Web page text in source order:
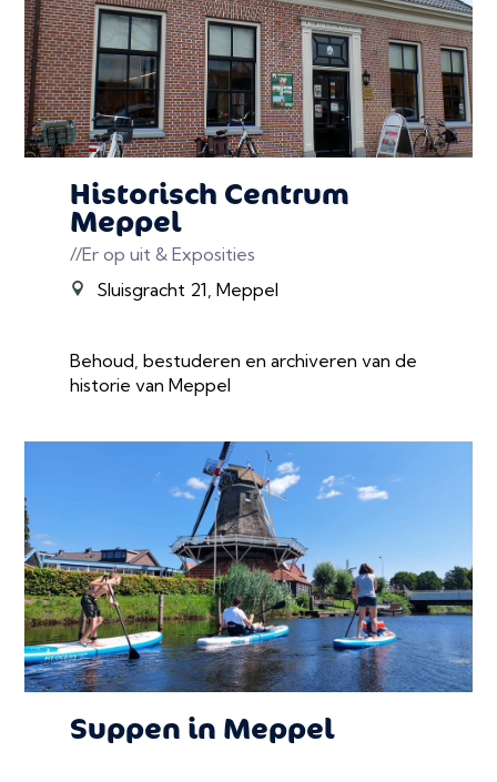
Historisch Centrum
Meppel
//Er op uit & Exposities
Sluisgracht 21, Meppel
Behoud, bestuderen en archiveren van de
historie van Meppel
Suppen in Meppel